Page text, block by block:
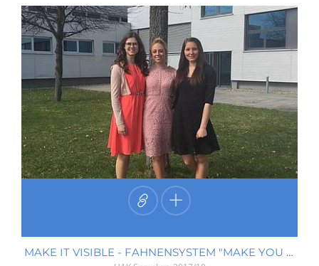
MAKE IT VISIBLE - FAHNENSYSTEM "MAKE YOU VISIBLE"